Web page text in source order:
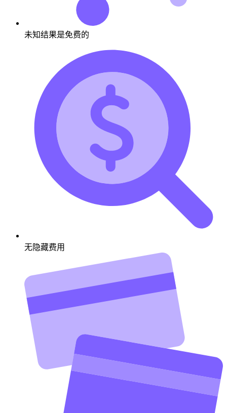
未知结果是免费的
无隐藏费用